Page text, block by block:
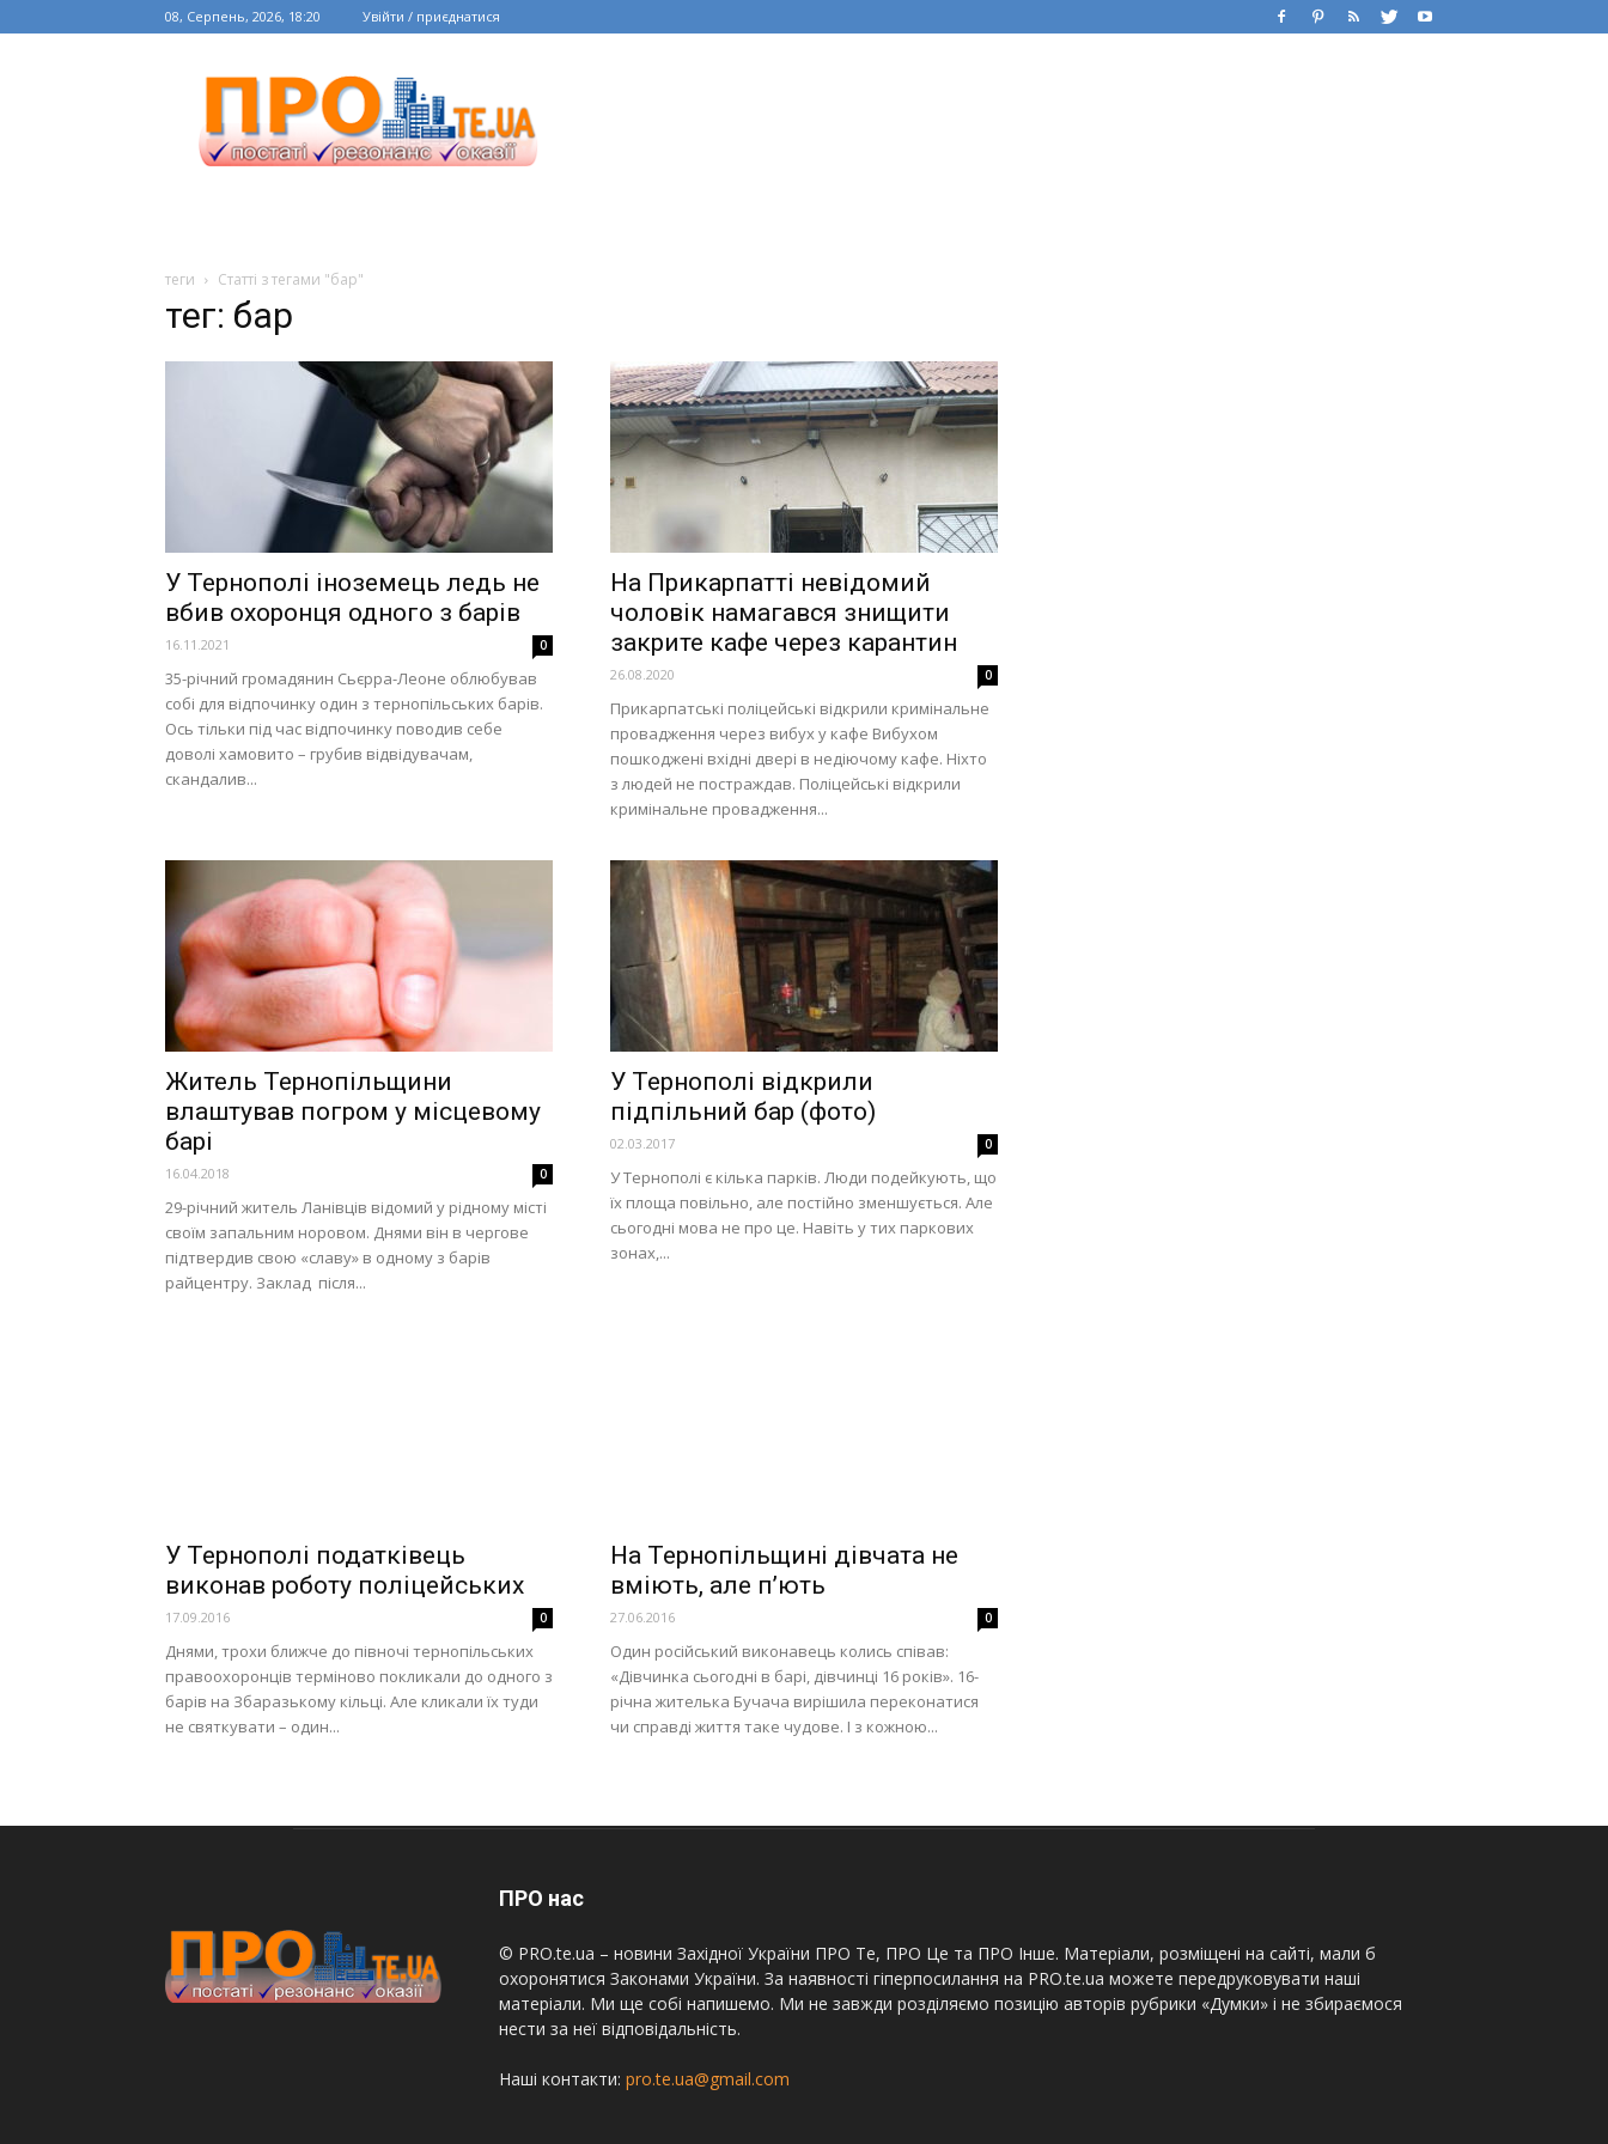
08, Серпень, 2026, 18:20 Увійти / приєднатися
теги Статті з тегами "бар"
тег: бар
У Тернополі іноземець ледь не
вбив охоронця одного з барів
16.11.2021 0
35-річний громадянин Сьєрра-Леоне облюбував
собі для відпочинку один з тернопільських барів.
Ось тільки під час відпочинку поводив себе
доволі хамовито – грубив відвідувачам,
скандалив...
На Прикарпатті невідомий
чоловік намагався знищити
закрите кафе через карантин
26.08.2020 0
Прикарпатські поліцейські відкрили кримінальне
провадження через вибух у кафе Вибухом
пошкоджені вхідні двері в недіючому кафе. Ніхто
з людей не постраждав. Поліцейські відкрили
кримінальне провадження...
Житель Тернопільщини
влаштував погром у місцевому
барі
16.04.2018 0
29-річний житель Ланівців відомий у рідному місті
своїм запальним норовом. Днями він в чергове
підтвердив свою «славу» в одному з барів
райцентру. Заклад після...
У Тернополі відкрили
підпільний бар (фото)
02.03.2017 0
У Тернополі є кілька парків. Люди подейкують, що
їх площа повільно, але постійно зменшується. Але
сьогодні мова не про це. Навіть у тих паркових
зонах,...
У Тернополі податківець
виконав роботу поліцейських
17.09.2016 0
Днями, трохи ближче до півночі тернопільських
правоохоронців терміново покликали до одного з
барів на Збаразькому кільці. Але кликали їх туди
не святкувати – один...
На Тернопільщині дівчата не
вміють, але п’ють
27.06.2016 0
Один російський виконавець колись співав:
«Дівчинка сьогодні в барі, дівчинці 16 років». 16-
річна жителька Бучача вирішила переконатися
чи справді життя таке чудове. І з кожною...
ПРО нас
© PRO.te.ua – новини Західної України ПРО Те, ПРО Це та ПРО Інше. Матеріали, розміщені на сайті, мали б
охоронятися Законами України. За наявності гіперпосилання на PRO.te.ua можете передруковувати наші
матеріали. Ми ще собі напишемо. Ми не завжди розділяємо позицію авторів рубрики «Думки» і не збираємося
нести за неї відповідальність.
Наші контакти: pro.te.ua@gmail.com